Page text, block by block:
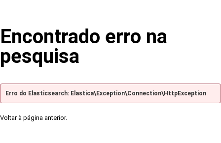
Encontrado erro na
pesquisa
Erro do Elasticsearch: Elastica\Exception\Connection\HttpException
Voltar à página anterior.